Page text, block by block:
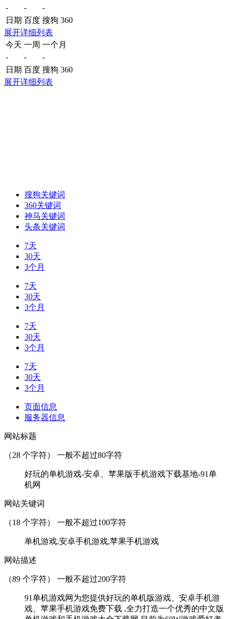
-
-
-
日期 百度 搜狗 360
展开详细列表
今天 一周 一个月
-
-
-
日期 百度 搜狗 360
展开详细列表
搜狗关键词
360关键词
神马关键词
头条关键词
7天
30天
3个月
7天
30天
3个月
7天
30天
3个月
7天
30天
3个月
页面信息
服务器信息
网站标题
（28 个字符） 一般不超过80字符
好玩的单机游戏-安卓、苹果版手机游戏下载基地-91单
机网
网站关键词
（18 个字符） 一般不超过100字符
单机游戏,安卓手机游戏,苹果手机游戏
网站描述
（89 个字符） 一般不超过200字符
91单机游戏网为您提供好玩的单机版游戏、安卓手机游
戏、苹果手机游戏免费下载 ,全力打造一个优秀的中文版